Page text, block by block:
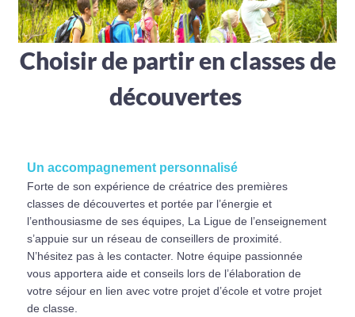
Choisir de partir en classes de
découvertes
Un accompagnement personnalisé
Forte de son expérience de créatrice des premières
classes de découvertes et portée par l’énergie et
l’enthousiasme de ses équipes, La Ligue de l’enseignement
s’appuie sur un réseau de conseillers de proximité.
N’hésitez pas à les contacter. Notre équipe passionnée
vous apportera aide et conseils lors de l’élaboration de
votre séjour en lien avec votre projet d’école et votre projet
de classe.